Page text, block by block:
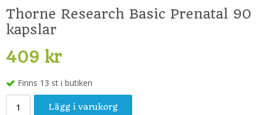
Thorne Research Basic Prenatal 90
kapslar
409 kr
Finns 13 st i butiken
Lägg i varukorg